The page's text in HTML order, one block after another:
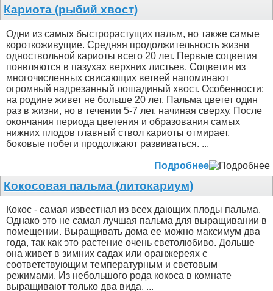
Кариота (рыбий хвост)
Одни из самых быстрорастущих пальм, но также самые
короткоживущие. Средняя продолжительность жизни
одноствольной кариоты всего 20 лет. Первые соцветия
появляются в пазухах верхних листьев. Соцветия из
многочисленных свисающих ветвей напоминают
огромный надрезанный лошадиный хвост. Особенности:
на родине живет не больше 20 лет. Пальма цветет один
раз в жизни, но в течении 5-7 лет, начиная сверху. После
окончания периода цветения и образования самых
нижних плодов главный ствол кариоты отмирает,
боковые побеги продолжают развиваться. ...
Подробнее
Кокосовая пальма (литокариум)
Кокос - самая известная из всех дающих плоды пальма.
Однако это не самая лучшая пальма для выращивании в
помещении. Выращивать дома ее можно максимум два
года, так как это растение очень светолюбиво. Дольше
она живет в зимних садах или оранжереях с
соответствующим температурным и световым
режимами. Из небольшого рода кокоса в комнате
выращивают только два вида. ...